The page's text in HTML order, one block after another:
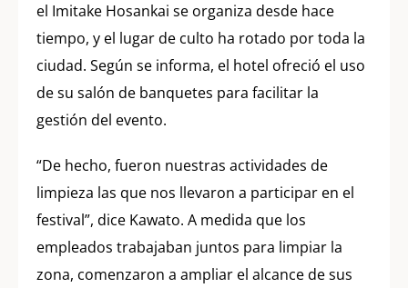
el Imitake Hosankai se organiza desde hace
tiempo, y el lugar de culto ha rotado por toda la
ciudad. Según se informa, el hotel ofreció el uso
de su salón de banquetes para facilitar la
gestión del evento.
“De hecho, fueron nuestras actividades de
limpieza las que nos llevaron a participar en el
festival”, dice Kawato. A medida que los
empleados trabajaban juntos para limpiar la
zona, comenzaron a ampliar el alcance de sus